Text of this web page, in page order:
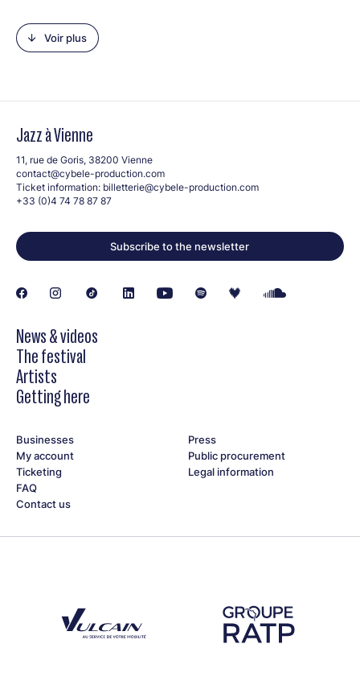
avec Stevie Wonder, Michael Jackson, Alicia Keys, Beyoncé,
Earth Wind & Fire, Tina Turner, Incognito, Aretha Franklin.
Magali Deyrieux (v), Vania Dibos (v), Ophélie Dumas (v),
Cuivres : Lionel Biolley (a.s), Nina Naglieri (a.s), Fabien
Boris Clémençon (trp), Guillaume Rambour (trp), Alain Penet
(trb)
Rythmique : Maxence Griffon (g), Matthieu Peyron (b),
Delmas (perc), Valentin Guay (drums)
Voir plus
Jazz à Vienne
11, rue de Goris, 38200 Vienne
contact@cybele-production.com
Ticket information: billetterie@cybele-production.com
+33 (0)4 74 78 87 87
Subscribe to the newsletter
News & videos
The festival
Artists
Getting here
Businesses
My account
Ticketing
FAQ
Contact us
Press
Public procurement
Legal information